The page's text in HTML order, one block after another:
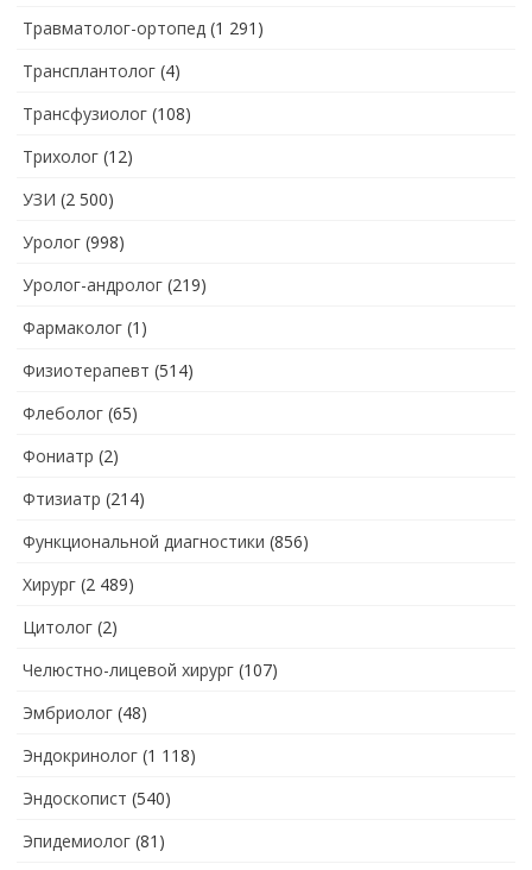
Травматолог-ортопед (1 291)
Трансплантолог (4)
Трансфузиолог (108)
Трихолог (12)
УЗИ (2 500)
Уролог (998)
Уролог-андролог (219)
Фармаколог (1)
Физиотерапевт (514)
Флеболог (65)
Фониатр (2)
Фтизиатр (214)
Функциональной диагностики (856)
Хирург (2 489)
Цитолог (2)
Челюстно-лицевой хирург (107)
Эмбриолог (48)
Эндокринолог (1 118)
Эндоскопист (540)
Эпидемиолог (81)